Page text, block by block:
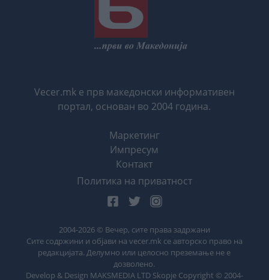
Vecer.mk е прв македонски информативен
портал, основан во 2004 година.
Маркетинг
Импресум
Контакт
Политика на приватност
2004-2026 © Вечер, сите права задржани
Сите содржини и објави на vecer.mk се авторско право на
редакцијата. Делумно или целосно преземање не е
дозволено.
Develop & Design MAKSMEDIA LTD Skopje Copyright © 2004-